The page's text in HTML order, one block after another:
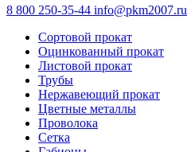
8 800 250-35-44 info@pkm2007.ru
Сортовой прокат
Оцинкованный прокат
Листовой прокат
Трубы
Нержавеющий прокат
Цветные металлы
Проволока
Сетка